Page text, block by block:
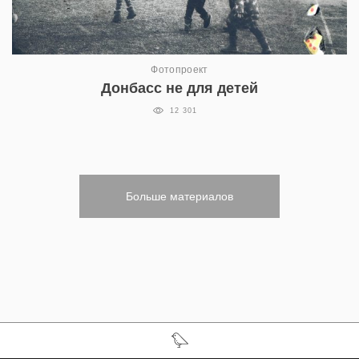
Фотопроект
Донбасс не для детей
12 301
Больше материалов